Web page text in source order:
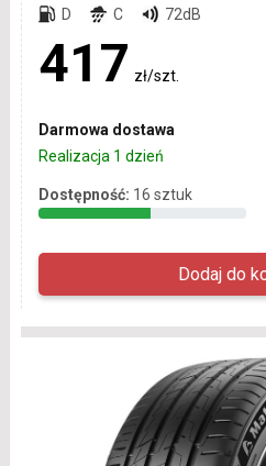
D C 72dB
417 zł/szt.
Darmowa dostawa
Realizacja 1 dzień
Dostępność: 16 sztuk